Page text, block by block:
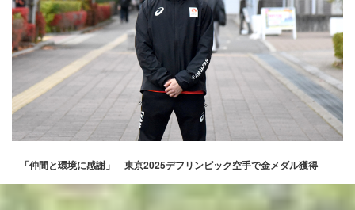
「仲間と環境に感謝」 東京2025デフリンピック空手で金メダル獲得